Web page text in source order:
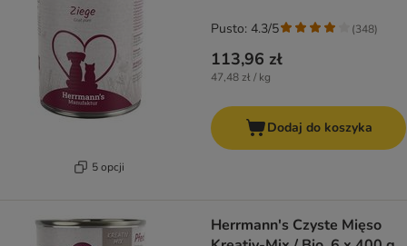
5 opcji
113,96 zł
47,48 zł / kg
Pusto: 4.3/5 (348)
Dodaj do koszyka
Herrmann's Czyste Mięso